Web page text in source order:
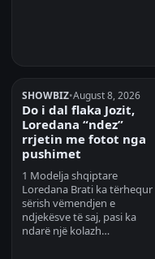
SHOWBIZ•August 8, 2026
Do i dal flaka Jozit,
Loredana “ndez”
rrjetin me fotot nga
pushimet
1 Modelja shqiptare
Loredana Brati ka tërhequr
sërish vëmendjen e
ndjekësve të saj, pasi ka
ndarë një kolazh…